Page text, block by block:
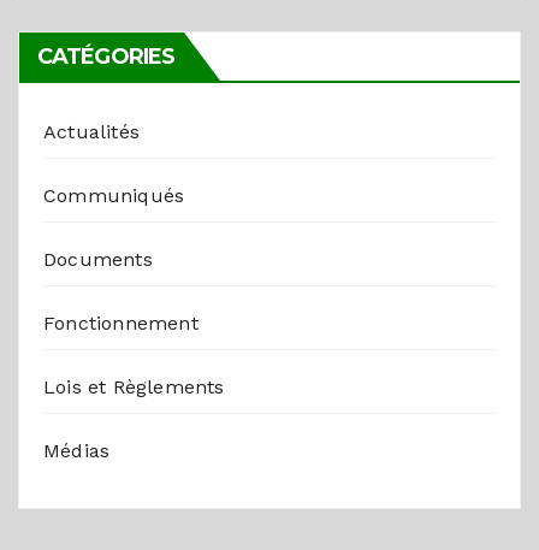
CATÉGORIES
Actualités
Communiqués
Documents
Fonctionnement
Lois et Règlements
Médias